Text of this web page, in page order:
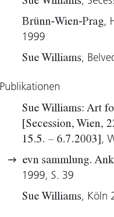
amerikanischen Kunst-
Williams abstrahiert
Bildmuster. Das lockere
Öffnungen und
ist mit der aggressiven
Williams einen Beitrag
indem sie bestimmte
Medium als irrelevant,
Brigitte Huck, 2005
Brünn-Wien-Prag,
1999
Sue Williams,
Publikationen
Sue Williams: Art
[Secession, Wien,
15.5. – 6.7.2003] ,
evn sammlung.
1999, S. 39
Sue Williams, Köln